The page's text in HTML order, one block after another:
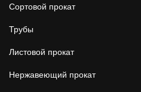
Сортовой прокат
Трубы
Листовой прокат
Нержавеющий прокат